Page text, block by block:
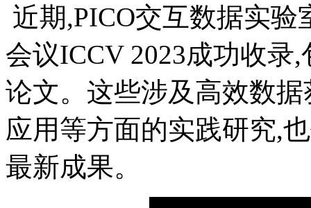
近期,PICO交互数据实
会议ICCV 2023成功收录
论文。这些涉及高效数
应用等方面的实践研究,
最新成果。